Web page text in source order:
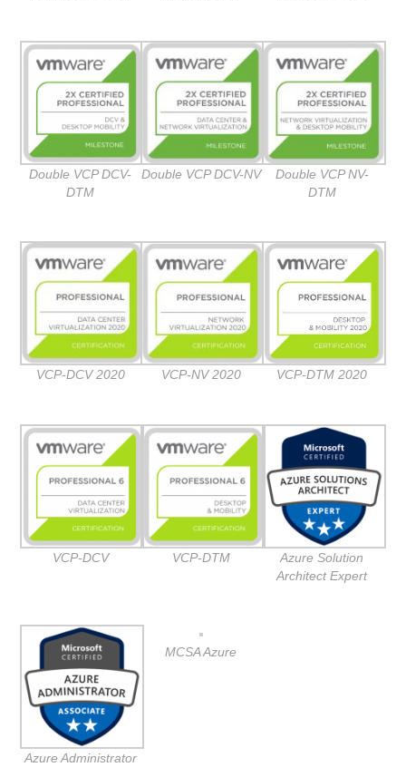
Double VCP DCV-
DTM
Double VCP DCV-NV
Double VCP NV-
DTM
VCP-DCV 2020 VCP-NV 2020 VCP-DTM 2020
VCP-DCV VCP-DTM
Azure Solution
Architect Expert
Azure Administrator
MCSA Azure